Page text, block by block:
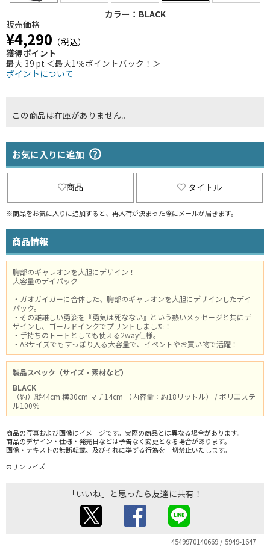
カラー：BLACK
販売価格
¥4,290 （税込）
獲得ポイント
最大 39 pt ＜最大1％ポイントバック！＞
ポイントについて
この商品は在庫がありません。
お気に入りに追加
商品 タイトル
※商品をお気に入りに追加すると、再入荷が決まった際にメールが届きます。
商品情報
胸部のギャレオンを大胆にデザイン！
大容量のデイパック
・ガオガイガーに合体した、胸部のギャレオンを大胆にデザインしたデイ
パック。
・その雄雄しい勇姿を『勇気は死なない』という熱いメッセージと共にデ
ザインし、ゴールドインクでプリントしました！
・手持ちのトートとしても使える2way仕様。
・A3サイズでもすっぽり入る大容量で、イベントやお買い物で活躍！
製品スペック（サイズ・素材など）
BLACK
（約）縦44cm 横30cm マチ14cm （内容量：約18リットル） / ポリエステ
ル100％
商品の写真および画像はイメージです。実際の商品とは異なる場合があります。
商品のデザイン・仕様・発売日などは予告なく変更となる場合があります。
画像・テキストの無断転載、及びそれに準ずる行為を一切禁止いたします。
©サンライズ
「いいね」と思ったら友達に共有！
4549970140669 / 5949-1647